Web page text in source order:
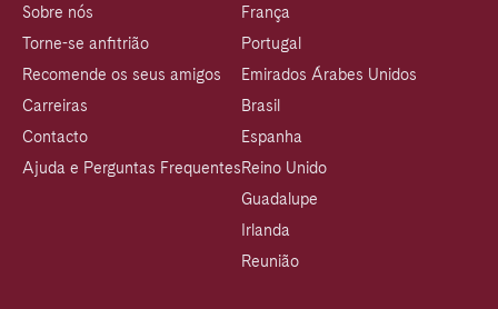
Sobre nós
Torne-se anfitrião
Recomende os seus amigos
Carreiras
Contacto
Ajuda e Perguntas Frequentes
França
Portugal
Emirados Árabes Unidos
Brasil
Espanha
Reino Unido
Guadalupe
Irlanda
Reunião